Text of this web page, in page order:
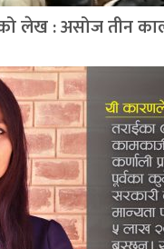
लेख : असोज तीन